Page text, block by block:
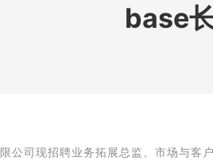
base
公司 现招聘业务拓展总监、市场与客